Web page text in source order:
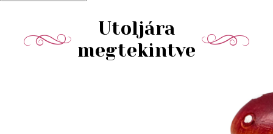
Utoljára
megtekintve